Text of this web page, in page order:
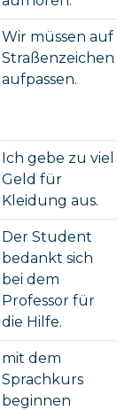
Wir müssen auf
Straßenzeichen
aufpassen.
Ich gebe zu viel
Geld für
Kleidung aus.
Der Student
bedankt sich
bei dem
Professor für
die Hilfe.
mit dem
Sprachkurs
beginnen